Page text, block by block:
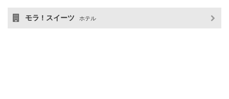
モラ ! スイーツ ホテル